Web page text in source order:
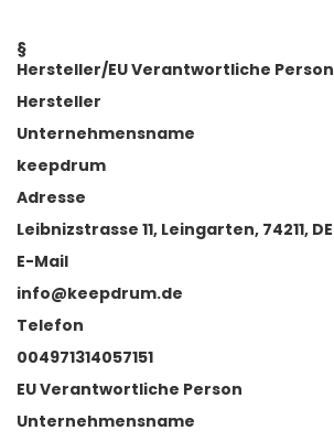
§
Hersteller/EU Verantwortliche Person
Hersteller
Unternehmensname
keepdrum
Adresse
Leibnizstrasse 11, Leingarten, 74211, DE
E-Mail
info@keepdrum.de
Telefon
004971314057151
EU Verantwortliche Person
Unternehmensname